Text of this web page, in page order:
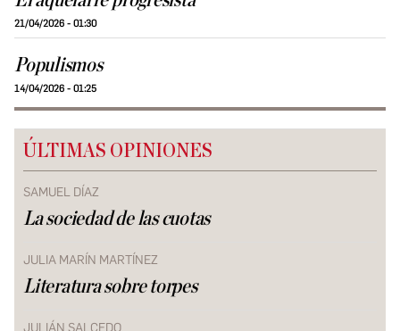
21/04/2026 - 01:30
Populismos
14/04/2026 - 01:25
ÚLTIMAS OPINIONES
SAMUEL DÍAZ
La sociedad de las cuotas
JULIA MARÍN MARTÍNEZ
Literatura sobre torpes
JULIÁN SALCEDO